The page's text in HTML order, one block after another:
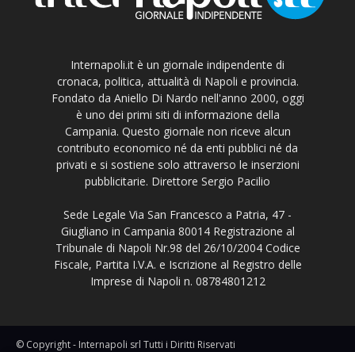
Internapoli.it è un giornale indipendente di
cronaca, politica, attualità di Napoli e provincia.
Fondato da Aniello Di Nardo nell'anno 2000, oggi
è uno dei primi siti di informazione della
Campania. Questo giornale non riceve alcun
contributo economico né da enti pubblici né da
privati e si sostiene solo attraverso le inserzioni
pubblicitarie. Direttore Sergio Pacilio
Sede Legale Via San Francesco a Patria, 47 -
Giugliano in Campania 80014 Registrazione al
Tribunale di Napoli Nr.98 del 26/10/2004 Codice
Fiscale, Partita I.V.A. e Iscrizione al Registro delle
Imprese di Napoli n. 08784801212
© Copyright - Internapoli srl Tutti i Diritti Riservati